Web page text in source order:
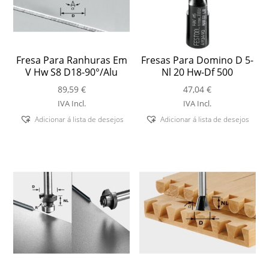
Fresa Para Ranhuras Em
V Hw S8 D18-90°/Alu
89,59 €
IVA Incl.
Adicionar á lista de desejos
Fresas Para Domino D 5-
Nl 20 Hw-Df 500
47,04€
IVA Incl.
Adicionar á lista de desejos